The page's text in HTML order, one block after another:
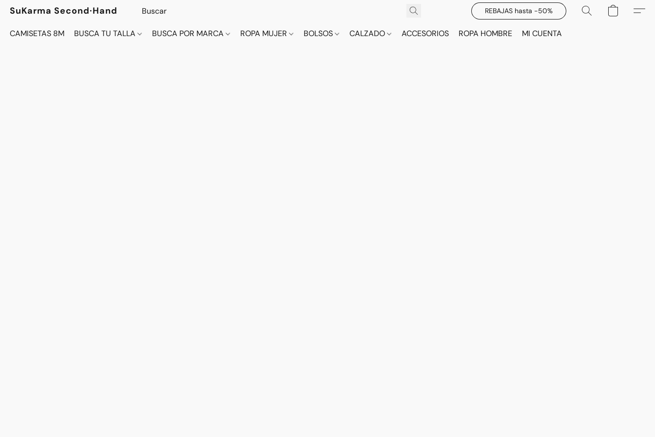
SuKarma Second·Hand REBAJAS hasta -50%
CAMISETAS 8M BUSCA TU TALLA BUSCA POR MARCA ROPA MUJER BOLSOS CALZADO ACCESORIOS ROPA HOMBRE MI CUENTA